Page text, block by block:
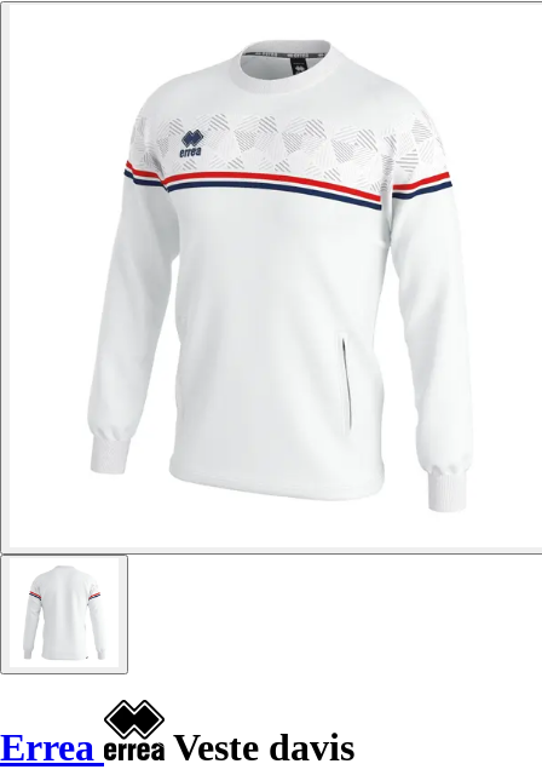
Errea Veste davis